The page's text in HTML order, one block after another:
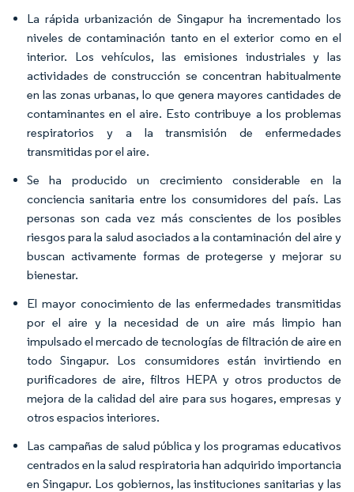
La rápida urbanización de Singapur ha incrementado los
niveles de contaminación tanto en el exterior como en el
interior. Los vehículos, las emisiones industriales y las
actividades de construcción se concentran habitualmente
en las zonas urbanas, lo que genera mayores cantidades de
contaminantes en el aire. Esto contribuye a los problemas
respiratorios y a la transmisión de enfermedades
transmitidas por el aire.
Se ha producido un crecimiento considerable en la
conciencia sanitaria entre los consumidores del país. Las
personas son cada vez más conscientes de los posibles
riesgos para la salud asociados a la contaminación del aire y
buscan activamente formas de protegerse y mejorar su
bienestar.
El mayor conocimiento de las enfermedades transmitidas
por el aire y la necesidad de un aire más limpio han
impulsado el mercado de tecnologías de filtración de aire en
todo Singapur. Los consumidores están invirtiendo en
purificadores de aire, filtros HEPA y otros productos de
mejora de la calidad del aire para sus hogares, empresas y
otros espacios interiores.
Las campañas de salud pública y los programas educativos
centrados en la salud respiratoria han adquirido importancia
en Singapur. Los gobiernos, las instituciones sanitarias y las